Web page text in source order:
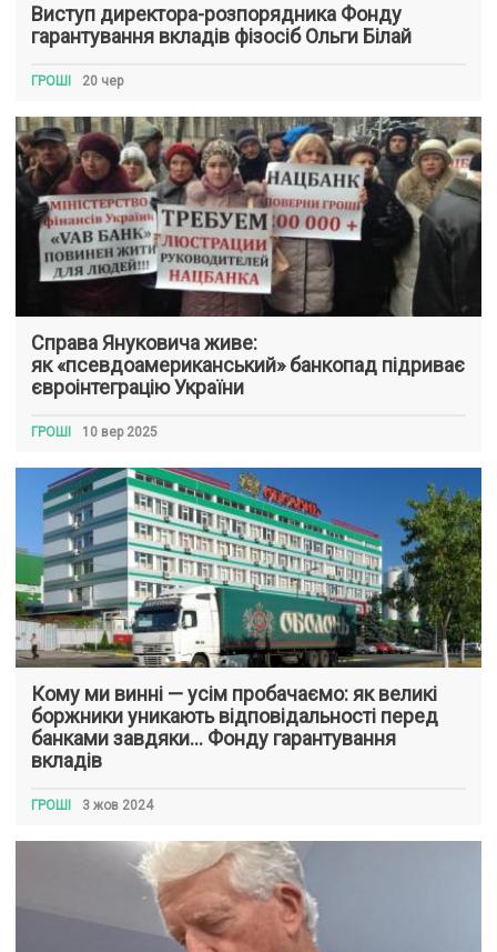
Виступ директора-розпорядника Фонду
гарантування вкладів фізосіб Ольги Білай
ГРОШІ 20 чер
Справа Януковича живе:
як «псевдоамериканський» банкопад підриває
євроінтеграцію України
ГРОШІ 10 вер 2025
Кому ми винні — усім пробачаємо: як великі
боржники уникають відповідальності перед
банками завдяки… Фонду гарантування
вкладів
ГРОШІ 3 жов 2024